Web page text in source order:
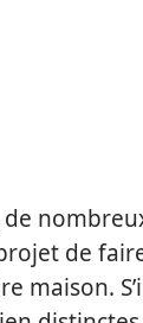
de
de
maison.